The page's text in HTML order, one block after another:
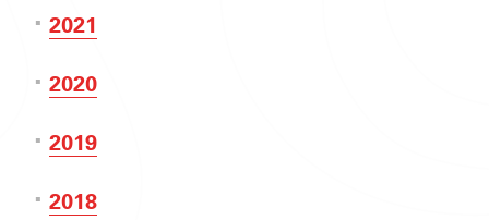
2021
2020
2019
2018